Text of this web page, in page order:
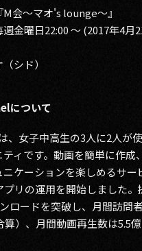
会～マオ's lounge～』
金曜日22:00 ～ (2017年4月
シド）
について
、女子中高生の3人に2人が
ィです。動画を簡単に作成
ニケーションを楽しめるサー
プリの運用を開始しました。
ロードを突破し、月間訪問
算）、月間動画再生数は5.5